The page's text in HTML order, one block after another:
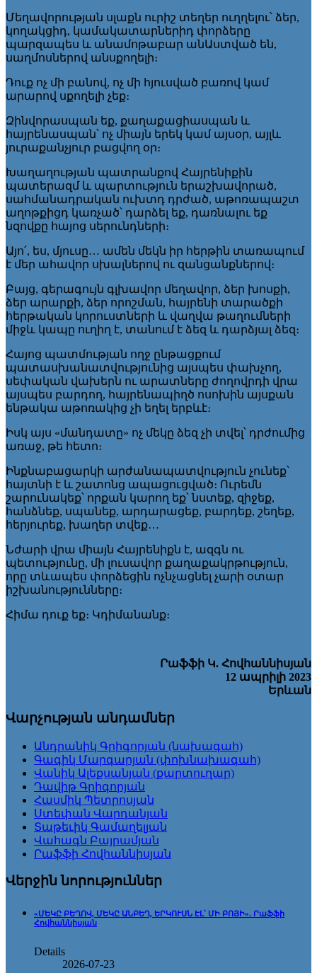
Մեղավորության սլաքն ուրիշ տեղեր ուղղելու՝ ձեր,
կողակցիդ, կամակատարներիդ փորձերը
պարզապես և անամոթաբար անԱստված են,
սաղմոսներով անսքողելի։
Դուք ոչ մի բանով, ոչ մի հյուսված բառով կամ
արարով սքողելի չեք։
Զինվորասպան եք, քաղաքացիասպան և
հայրենասպան՝ ոչ միայն երեկ կամ այսօր, այլև
յուրաքանչյուր բացվող օր։
Խաղաղության պատրանքով Հայրենիքին
պատերազմ և պարտություն երաշխավորած,
սահմանադրական ուխտդ դրժած, աթոռապաշտ
աղոթքիցդ կառչած՝ դարձել եք, դառնալու եք
նզովքը հայոց սերունդների։
Այո՛, ես, մյուսը… ամեն մեկն իր հերթին տառապում
է մեր ահավոր սխալներով ու զանցանքներով։
Բայց, գերագույն գլխավոր մեղավոր, ձեր խոսքի,
ձեր արարքի, ձեր որոշման, հայրենի տարածքի
հերթական կորուստների և վաղվա թաղումների
միջև կապը ուղիղ է, տանում է ձեզ և դարձյալ ձեզ։
Հայոց պատմության ողջ ընթացքում
պատասխանատվությունից այսպես փախչող,
սեփական վախերն ու արատները ժողովրդի վրա
այսպես բարդող, հայրենապիղծ ոսոխին այսքան
ենթակա աթոռակից չի եղել երբևէ։
Իսկ այս «մանդատը» ոչ մեկը ձեզ չի տվել՝ դրժումից
առաջ, թե հետո։
Ինքնաբացարկի արժանապատվություն չունեք՝
հայտնի է և շատոնց ապացուցված։ Ուրեմն
շարունակեք՝ որքան կարող եք՝ նստեք, զիջեք,
հանձնեք, սպանեք, արդարացեք, բարդեք, շեղեք,
հերյուրեք, խաղեր տվեք…
Նժարի վրա միայն Հայրենիքն է, ազգն ու
պետությունը, մի լուսավոր քաղաքակրթություն,
որը տևապես փորձեցին ոչնչացնել չարի օտար
իշխանությունները։
Հիմա դուք եք։ Կդիմանանք։
Րաֆֆի Կ. Հովհաննիսյան
12 ապրիլի 2023
Երևան
Վարչության անդամներ
Անդրանիկ Գրիգորյան (նախագահ)
Գագիկ Մարգարյան (փոխնախագահ)
Վանիկ Ալեքսանյան (քարտուղար)
Դավիթ Գրիգորյան
Հասմիկ Պետրոսյան
Ստեփան Վարդանյան
Տաթեւիկ Գամաղելյան
Վահագն Բայրամյան
Րաֆֆի Հովհաննիսյան
Վերջին նորություններ
«ՄԵԿԸ ԲԵՂՈՎ, ՄԵԿԸ ԱՆԲԵՂ, ԵՐԿՈՒՍՆ ԷԼ՝ ՄԻ ԲՈՅԻ». Րաֆֆի
Հովհաննիսյան
Details
2026-07-23